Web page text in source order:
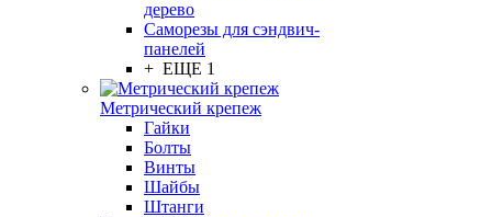
дерево
Саморезы для сэндвич-
панелей
+ ЕЩЕ 1
Метрический крепеж
Гайки
Болты
Винты
Шайбы
Штанги